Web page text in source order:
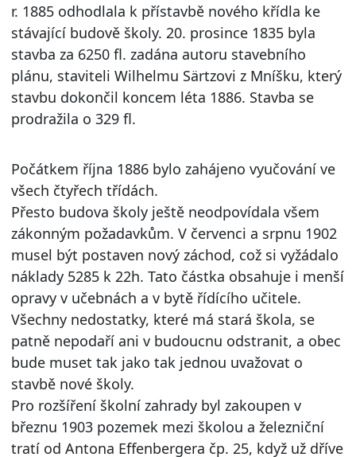
r. 1885 odhodlala k přístavbě nového křídla ke
stávající budově školy. 20. prosince 1835 byla
stavba za 6250 fl. zadána autoru stavebního
plánu, staviteli Wilhelmu Särtzovi z Mníšku, který
stavbu dokončil koncem léta 1886. Stavba se
prodražila o 329 fl.
Počátkem října 1886 bylo zahájeno vyučování ve
všech čtyřech třídách.
Přesto budova školy ještě neodpovídala všem
zákonným požadavkům. V červenci a srpnu 1902
musel být postaven nový záchod, což si vyžádalo
náklady 5285 k 22h. Tato částka obsahuje i menší
opravy v učebnách a v bytě řídícího učitele.
Všechny nedostatky, které má stará škola, se
patně nepodaří ani v budoucnu odstranit, a obec
bude muset tak jako tak jednou uvažovat o
stavbě nové školy.
Pro rozšíření školní zahrady byl zakoupen v
březnu 1903 pozemek mezi školou a železniční
tratí od Antona Effenbergera čp. 25, když už dříve